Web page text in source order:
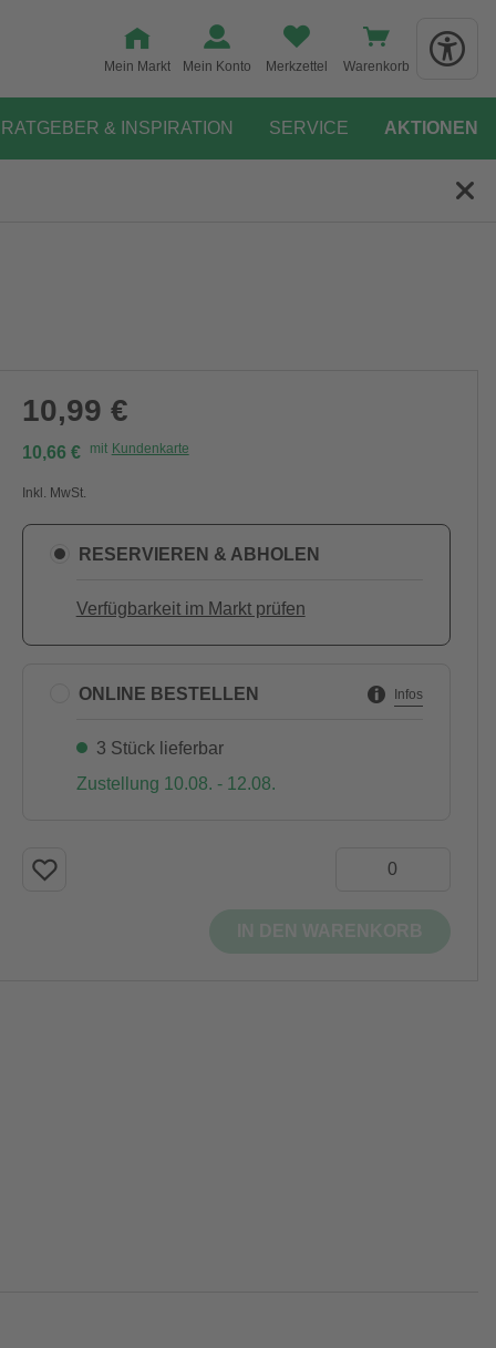
Mein Markt Mein Konto Merkzettel Warenkorb
RATGEBER & INSPIRATION SERVICE AKTIONEN
10,99 €
10,66 € mit Kundenkarte
Inkl. MwSt.
RESERVIEREN & ABHOLEN
Verfügbarkeit im Markt prüfen
ONLINE BESTELLEN Infos
3 Stück lieferbar
Zustellung 10.08. - 12.08.